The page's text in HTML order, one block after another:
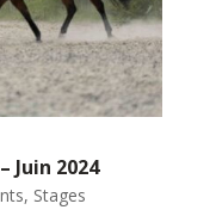
Juin 2024
, Stages